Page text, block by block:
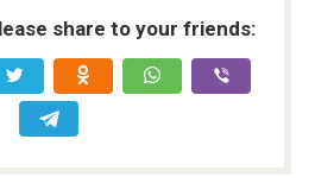
share to your friends: